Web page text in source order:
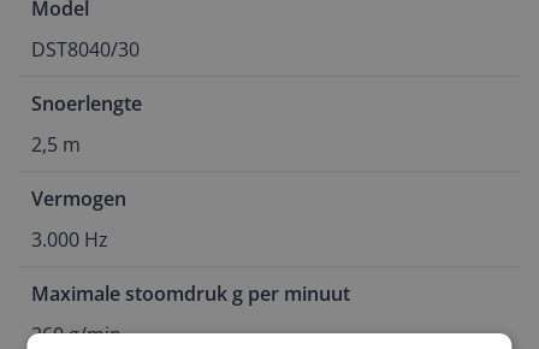
Model
DST8040/30
Snoerlengte
2,5 m
Vermogen
3.000 Hz
Maximale stoomdruk g per minuut
260 g/min